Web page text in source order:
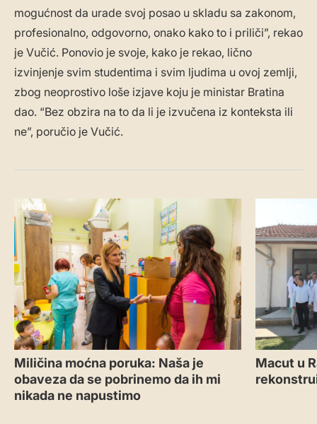
mogućnost da urade svoj posao u skladu sa zakonom,
profesionalno, odgovorno, onako kako to i priliči”, rekao
je Vučić. Ponovio je svoje, kako je rekao, lično
izvinjenje svim studentima i svim ljudima u ovoj zemlji,
zbog neoprostivo loše izjave koju je ministar Bratina
dao. “Bez obzira na to da li je izvučena iz konteksta ili
ne”, poručio je Vučić.
VESTI
Miličina moćna poruka: Naša je
obaveza da se pobrinemo da ih mi
nikada ne napustimo
Macut u